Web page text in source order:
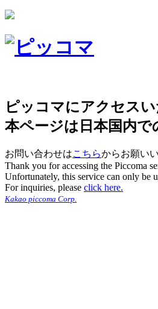
ピッコマにアクセス
本ページは日本国内で
お問い合わせはこちらからお願い
Thank you for accessing the Piccoma
Unfortunately, this service can only be
For inquiries, please click here.
Kakao piccoma Corp.